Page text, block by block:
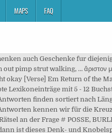
MAPS FAQ
auch Geschenke fur
out pimp strut walking, …
okay [Verse] Em Return of the
Lexikoneinträge mit 5 - 12
finden sortiert nach
kennen wir für die
an der Frage # POSSE,
ist dieses Denk- und